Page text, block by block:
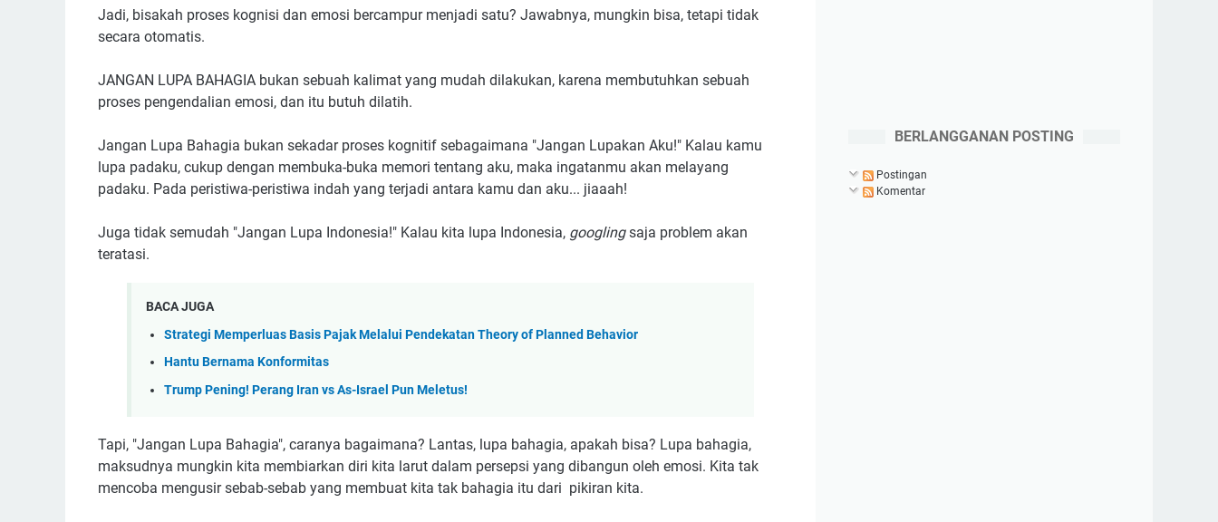
Jadi, bisakah proses kognisi dan emosi bercampur menjadi satu? Jawabnya, mungkin bisa, tetapi tidak
secara otomatis.
JANGAN LUPA BAHAGIA bukan sebuah kalimat yang mudah dilakukan, karena membutuhkan sebuah
proses pengendalian emosi, dan itu butuh dilatih.
Jangan Lupa Bahagia bukan sekadar proses kognitif sebagaimana "Jangan Lupakan Aku!" Kalau kamu
lupa padaku, cukup dengan membuka-buka memori tentang aku, maka ingatanmu akan melayang
padaku. Pada peristiwa-peristiwa indah yang terjadi antara kamu dan aku... jiaaah!
Juga tidak semudah "Jangan Lupa Indonesia!" Kalau kita lupa Indonesia, googlingsaja problem akan
teratasi.
BACA JUGA
Strategi Memperluas Basis Pajak Melalui Pendekatan Theory of Planned Behavior
Hantu Bernama Konformitas
Trump Pening! Perang Iran vs As-Israel Pun Meletus!
Tapi, "Jangan Lupa Bahagia", caranya bagaimana? Lantas, lupa bahagia, apakah bisa? Lupa bahagia,
maksudnya mungkin kita membiarkan diri kita larut dalam persepsi yang dibangun oleh emosi. Kita tak
mencoba mengusir sebab-sebab yang membuat kita tak bahagia itu dari pikiran kita.
BERLANGGANAN POSTING
Postingan
Komentar